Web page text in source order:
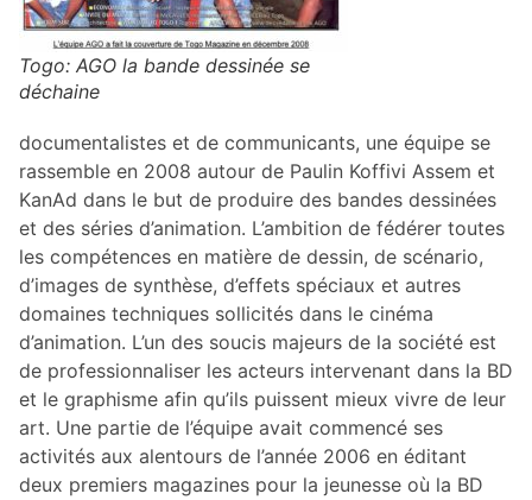
Togo: AGO la bande dessinée se
déchaine
documentalistes et de communicants, une équipe se
rassemble en 2008 autour de Paulin Koffivi Assem et
KanAd dans le but de produire des bandes dessinées
et des séries d’animation. L’ambition de fédérer toutes
les compétences en matière de dessin, de scénario,
d’images de synthèse, d’effets spéciaux et autres
domaines techniques sollicités dans le cinéma
d’animation. L’un des soucis majeurs de la société est
de professionnaliser les acteurs intervenant dans la BD
et le graphisme afin qu’ils puissent mieux vivre de leur
art. Une partie de l’équipe avait commencé ses
activités aux alentours de l’année 2006 en éditant
deux premiers magazines pour la jeunesse où la BD